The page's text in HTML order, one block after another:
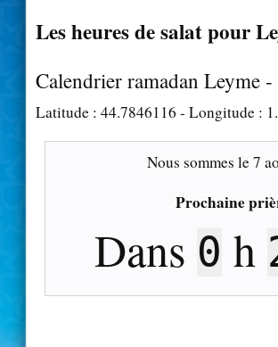
Les heures de salat pour
Calendrier ramadan Leyme
Latitude : 44.7846116 - Longitude :
Nous sommes le7
Prochaine
Dans 0 h